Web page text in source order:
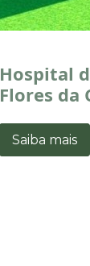
Hospital
Flores da
Saiba mais